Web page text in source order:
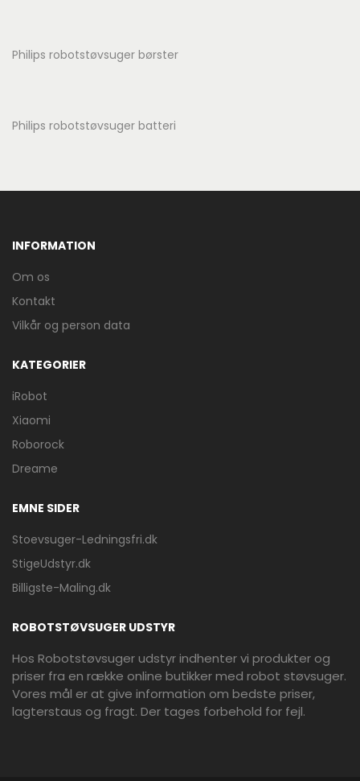
Philips robotstøvsuger børster
Philips robotstøvsuger batteri
INFORMATION
Om os
Kontakt
Vilkår og person data
KATEGORIER
iRobot
Xiaomi
Roborock
Dreame
EMNE SIDER
Stoevsuger-Ledningsfri.dk
StigeUdstyr.dk
Billigste-Maling.dk
ROBOTSTØVSUGER UDSTYR
Hos Robotstøvsuger udstyr indhenter vi produkter og
priser fra en række online butikker med robot støvsuger.
Vores mål er at give information om bedste priser,
lagterstaus og fragt. Der tages forbehold for fejl.